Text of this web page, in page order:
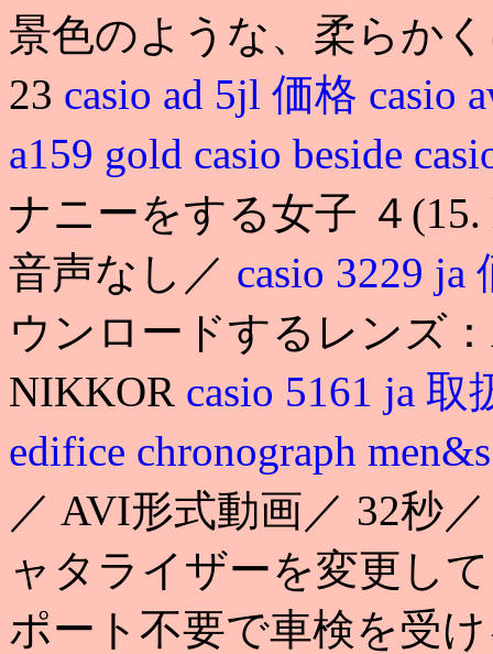
景色のような、柔らか
23 casio ad 5jl 価格 casio
a159 gold casio beside
ナニーをする女子 ４(15.
音声なし／ casio 3229 ja
ウンロードするレンズ
NIKKOR casio 5161 ja
edifice chronograph
／ AVI形式動画／ 32秒
ャタライザーを変更し
ポート不要で車検を受